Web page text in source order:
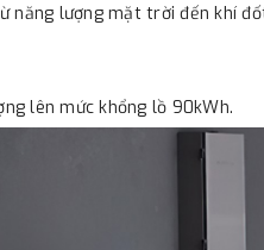
năng lượng mặt trời đến khí
lên mức khổng lồ 90kWh.